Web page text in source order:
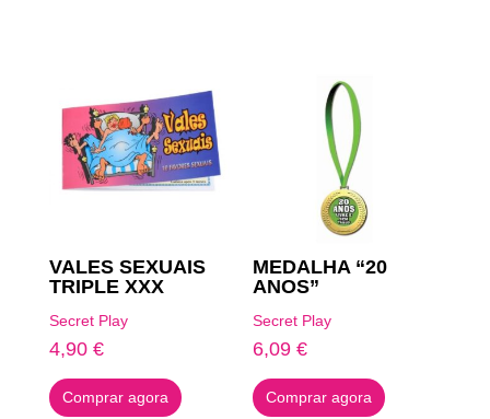
VALES SEXUAIS
TRIPLE XXX
Secret Play
4,90 €
Comprar agora
MEDALHA “20
ANOS”
Secret Play
6,09€
Comprar agora